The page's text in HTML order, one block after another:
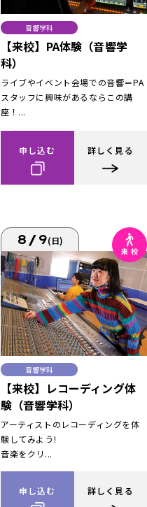
音響学科
【来校】PA体験（音響学
科）
ライブやイベント会場での音響＝PA
スタッフに興味があるならこの講
座！...
申し込む 詳しく見る
8/9(日)
音響学科
【来校】レコーディング体
験（音響学科）
アーティストのレコーディングを体
験してみよう!
音楽をクリ...
申し込む 詳しく見る